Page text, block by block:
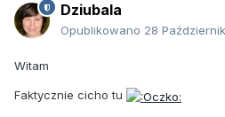
Dziubala
Opublikowano 28
Witam
Faktycznie cicho tu